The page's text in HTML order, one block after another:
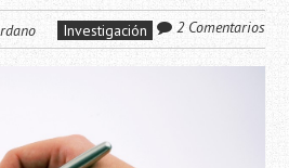
Investigación 2 Comentarios